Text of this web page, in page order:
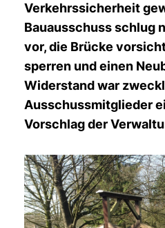
Verkehrssicherheit
Bauausschuss schlug
vor, die Brücke
sperren und einen
Widerstand war
Ausschussmitglieder
Vorschlag der